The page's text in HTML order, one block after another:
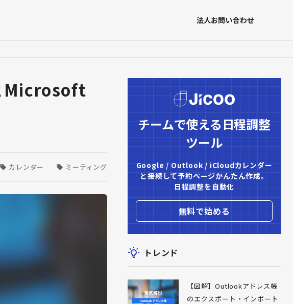
法人お問い合わせ
Microsoft
カレンダー ミーティング
チームで使える日程調整
ツール
Google / Outlook / iCloudカレンダー
と接続して予約ページかんたん作成。
日程調整を自動化
無料で始める
トレンド
【図解】Outlookアドレス帳
のエクスポート・インポート